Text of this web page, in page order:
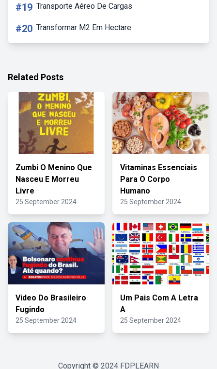
#19 Transporte Aéreo De Cargas
#20 Transformar M2 Em Hectare
Related Posts
Zumbi O Menino Que
Nasceu E Morreu
Livre
25 September 2024
Vitaminas Essenciais
Para O Corpo
Humano
25 September 2024
Video Do Brasileiro
Fugindo
25 September 2024
Um Pais Com A Letra
A
25 September 2024
Copyright © 2024 FDPLEARN